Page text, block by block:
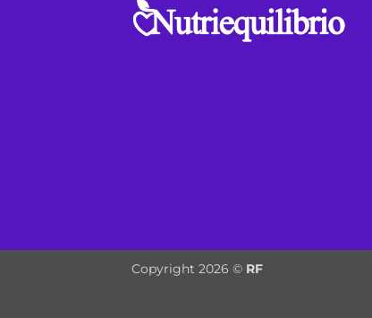
Copyright 2026 © RF